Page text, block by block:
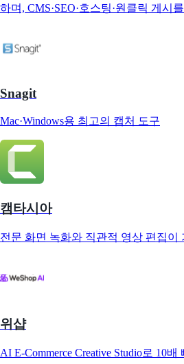
하며, CMS·SEO·호스팅·원클릭 게시
Snagit
Mac·Windows용 최고의 캡처 도구
캠타시아
전문 화면 녹화와 직관적 영상 편집이
위샵
AI E-Commerce Creative Studio로 10